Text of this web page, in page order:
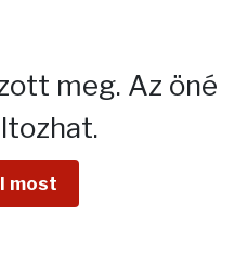
meg. Az öné
most